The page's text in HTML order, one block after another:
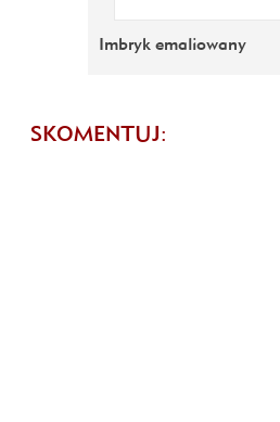
Imbryk emaliowany
SKOMENTUJ: